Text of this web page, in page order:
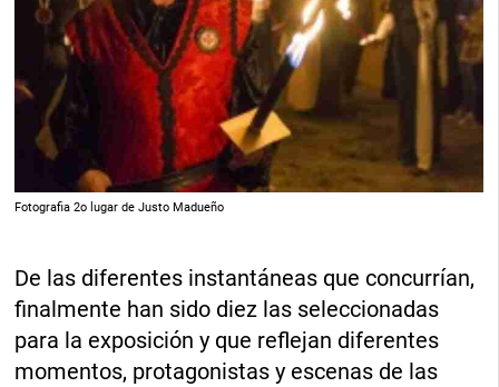
Fotografia 2o lugar de Justo Madueño
De las diferentes instantáneas que concurrían,
finalmente han sido diez las seleccionadas
para la exposición y que reflejan diferentes
momentos, protagonistas y escenas de las